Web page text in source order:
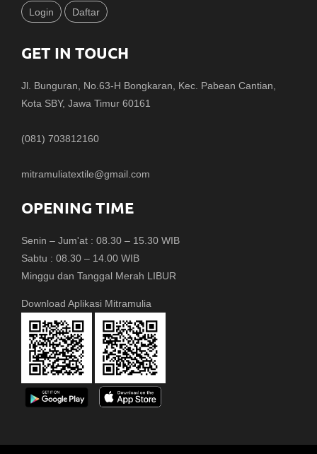
Login Daftar
GET IN TOUCH
Jl. Bunguran, No.63-H Bongkaran, Kec. Pabean Cantian,
Kota SBY, Jawa Timur 60161
(081) 703812160
mitramuliatextile@gmail.com
OPENING TIME
Senin – Jum'at : 08.30 – 15.30 WIB
Sabtu : 08.30 – 14.00 WIB
Minggu dan Tanggal Merah LIBUR
Download Aplikasi Mitramulia